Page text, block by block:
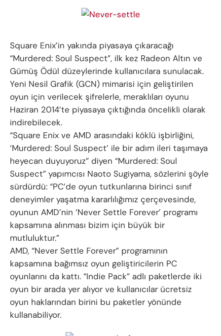
Square Enix’in yakında piyasaya çıkaracağı
“Murdered: Soul Suspect”, ilk kez Radeon Altın ve
Gümüş Ödül düzeylerinde kullanıcılara sunulacak.
Yeni Nesil Grafik (GCN) mimarisi için geliştirilen
oyun için verilecek şifrelerle, meraklıları oyunu
Haziran 2014’te piyasaya çıktığında öncelikli olarak
indirebilecek.
“Square Enix ve AMD arasındaki köklü işbirliğini,
‘Murdered: Soul Suspect’ ile bir adım ileri taşımaya
heyecan duyuyoruz” diyen “Murdered: Soul
Suspect” yapımcısı Naoto Sugiyama, sözlerini şöyle
sürdürdü: “PC’de oyun tutkunlarına birinci sınıf
deneyimler yaşatma kararlılığımız çerçevesinde,
oyunun AMD’nin ‘Never Settle Forever’ programı
kapsamına alınması bizim için büyük bir
mutluluktur.”
AMD, “Never Settle Forever” programının
kapsamına bağımsız oyun geliştiricilerin PC
oyunlarını da kattı. “Indie Pack” adlı paketlerde iki
oyun bir arada yer alıyor ve kullanıcılar ücretsiz
oyun haklarından birini bu paketler yönünde
kullanabiliyor.